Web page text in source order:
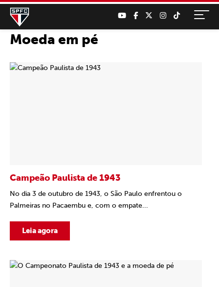
Moeda em pé
Campeão Paulista de 1943
No dia 3 de outubro de 1943, o São Paulo enfrentou o
Palmeiras no Pacaembu e, com o empate...
Leia agora